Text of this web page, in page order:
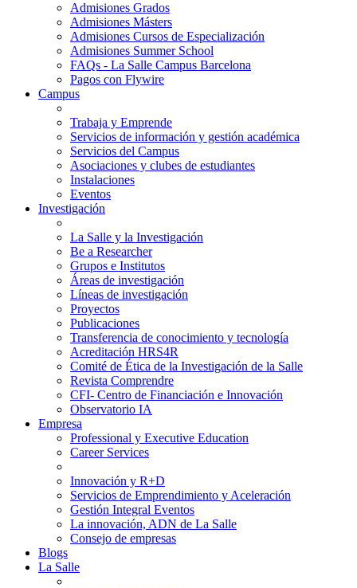
Admisiones Grados
Admisiones Másters
Admisiones Cursos de Especialización
Admisiones Summer School
FAQs - La Salle Campus Barcelona
Pagos con Flywire
Campus
Trabaja y Emprende
Servicios de información y gestión académica
Servicios del Campus
Asociaciones y clubes de estudiantes
Instalaciones
Eventos
Investigación
La Salle y la Investigación
Be a Researcher
Grupos e Institutos
Áreas de investigación
Líneas de investigación
Proyectos
Publicaciones
Transferencia de conocimiento y tecnología
Acreditación HRS4R
Comité de Ética de la Investigación de la Salle
Revista Comprendre
CFI- Centro de Financiación e Innovación
Observatorio IA
Empresa
Professional y Executive Education
Career Services
Innovación y R+D
Servicios de Emprendimiento y Aceleración
Gestión Integral Eventos
La innovación, ADN de La Salle
Consejo de empresas
Blogs
La Salle